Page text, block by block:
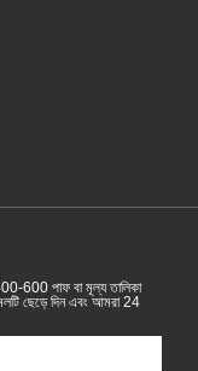
600 পাফ বা মূল্য তালিকা
ছেড়ে দিন এবং আমরা 24